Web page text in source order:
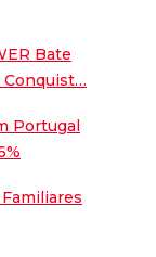
Bate
Conquist…
Portugal